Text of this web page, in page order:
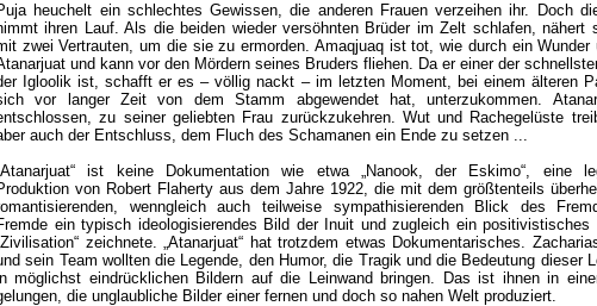
heuchelt ein schlechtes Gewissen, die anderen Frauen verzeihen ihr. Doch
ihren Lauf. Als die beiden wieder versöhnten Brüder im Zelt schlafen, nähert
zwei Vertrauten, um die sie zu ermorden. Amaqjuaq ist tot, wie durch ein Wunder
und kann vor den Mördern seines Bruders fliehen. Da er einer der
Igloolik ist, schafft er es – völlig nackt – im letzten Moment, bei einem älteren
vor langer Zeit von dem Stamm abgewendet hat, unterzukommen.
zu seiner geliebten Frau zurückzukehren. Wut und Rachegelüste
auch der Entschluss, dem Fluch des Schamanen ein Ende zu setzen ...
ist keine Dokumentation wie etwa „Nanook, der Eskimo“, eine
von Robert Flaherty aus dem Jahre 1922, die mit dem größtenteils
wenngleich auch teilweise sympathisierenden Blick des
ein typisch ideologisierendes Bild der Inuit und zugleich ein positivistisches
zeichnete. „Atanarjuat“ hat trotzdem etwas Dokumentarisches.
sein Team wollten die Legende, den Humor, die Tragik und die Bedeutung dieser
möglichst eindrücklichen Bildern auf die Leinwand bringen. Das ist ihnen in
die unglaubliche Bilder einer fernen und doch so nahen Welt produziert.